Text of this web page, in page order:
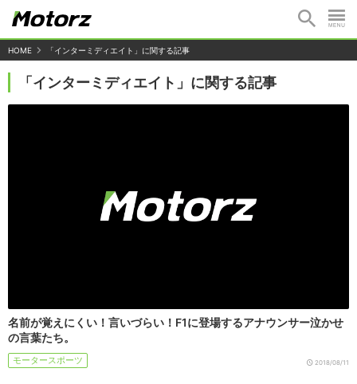
HOME 「インターミディエイト」に関する記事
「インターミディエイト」に関する記事
名前が覚えにくい！言いづらい！F1に登場するアナウンサー泣かせ
の言葉たち。
モータースポーツ 2018/08/11